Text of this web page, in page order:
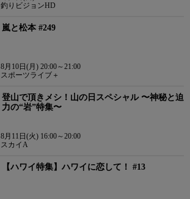
釣りビジョンHD
嵐と松本 #249
8月10日(月) 20:00～21:00
スポーツライブ＋
登山で頂きメシ！山の日スペシャル 〜神秘と迫
力の“岩”特集〜
8月11日(火) 16:00～20:00
スカイA
【ハワイ特集】ハワイに恋して！ #13